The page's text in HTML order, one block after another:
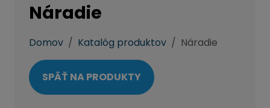
Náradie
Domov Katalóg produktov Náradie
SPÄŤ NA PRODUKTY